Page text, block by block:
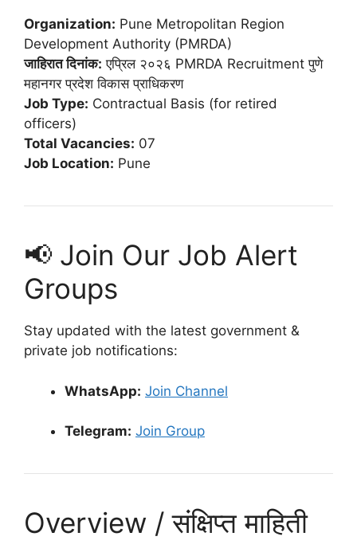
Organization: Pune Metropolitan Region
Development Authority (PMRDA)
जाहिरात दिनांक: एप्रिल २०२६ PMRDA Recruitment पुणे
महानगर प्रदेश विकास प्राधिकरण
Job Type: Contractual Basis (for retired
officers)
Total Vacancies: 07
Job Location: Pune
📢 Join Our Job Alert
Groups
Stay updated with the latest government &
private job notifications:
WhatsApp: Join Channel
Telegram: Join Group
Overview / संक्षिप्त माहिती